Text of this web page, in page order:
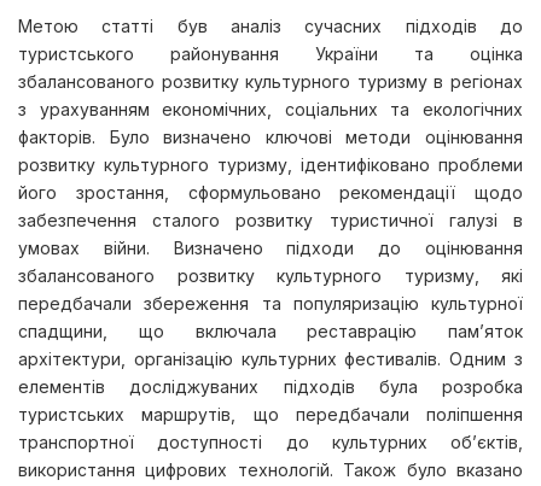
Метою статті був аналіз сучасних підходів до
туристського районування України та оцінка
збалансованого розвитку культурного туризму в регіонах
з урахуванням економічних, соціальних та екологічних
факторів. Було визначено ключові методи оцінювання
розвитку культурного туризму, ідентифіковано проблеми
його зростання, сформульовано рекомендації щодо
забезпечення сталого розвитку туристичної галузі в
умовах війни. Визначено підходи до оцінювання
збалансованого розвитку культурного туризму, які
передбачали збереження та популяризацію культурної
спадщини, що включала реставрацію пам’яток
архітектури, організацію культурних фестивалів. Одним з
елементів досліджуваних підходів була розробка
туристських маршрутів, що передбачали поліпшення
транспортної доступності до культурних об’єктів,
використання цифрових технологій. Також було вказано